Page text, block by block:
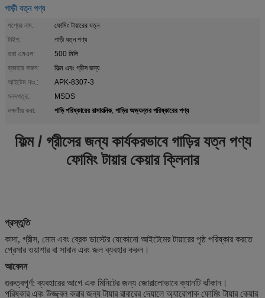
গাড়ী যত্ন পণ্য
পণ্যের নাম:
ফোমিং টায়ারের যত্ন
টাইপ:
গাড়ী যত্ন পণ্য
ভরা এমএল:
500 মিলি
ব্যবহার করুন:
ফিল্ম এবং গ্রীস জন্য
আইটেম নংঃ.:
APK-8307-3
সনদপত্র:
MSDS
লক্ষণীয় করা:
গাড়ি পরিষ্কারের রাসায়নিক, গাড়ির অভ্যন্তর পরিষ্কারের পণ্য
ফিল্ম / গ্রীসের জন্য কার্যকরভাবে গাড়ির যত্ন পণ্য
ফোমিং টায়ার কেয়ার ক্লিনার
প্রস্তুতি
কাদা, গ্রীস, মোম এবং ব্রেক ডাস্টের যেকোনো আইটেমের টায়ারের পৃষ্ঠ পরিষ্কার করতে
প্রেসার ওয়াশার বা সাবান এবং জল ব্যবহার করুন।
আবেদন
গুরুত্বপূর্ণ: ব্যবহারের আগে এক মিনিটের জন্য জোরালোভাবে ক্যানটি ঝাঁকান।
পরিষ্কার এবং উজ্জ্বল করার জন্য টায়ার রাবারের দেয়ালে অ্যারোপাক ফোমিং টায়ার কেয়ার